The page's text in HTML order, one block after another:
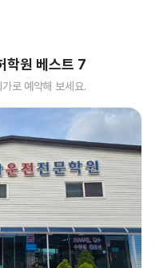
학원 베스트 7
로 예약해 보세요.